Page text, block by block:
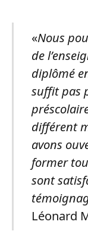
«Nous
de
diplômé
suffit pas
différent
avons
former
sont
Léonard